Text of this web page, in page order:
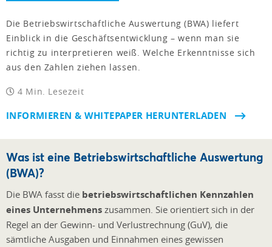
Die Betriebswirtschaftliche Auswertung (BWA) liefert
Einblick in die Geschäftsentwicklung – wenn man sie
richtig zu interpretieren weiß. Welche Erkenntnisse sich
aus den Zahlen ziehen lassen.
4 Min. Lesezeit
INFORMIEREN & WHITEPAPER HERUNTERLADEN
Was ist eine Betriebswirtschaftliche Auswertung
(BWA)?
Die BWA fasst die betriebswirtschaftlichen Kennzahlen
eines Unternehmens zusammen. Sie orientiert sich in der
Regel an der Gewinn- und Verlustrechnung (GuV), die
sämtliche Ausgaben und Einnahmen eines gewissen